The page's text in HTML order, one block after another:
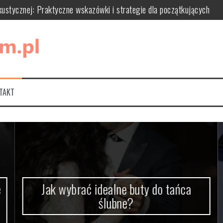
Praktyczne wskazówki i strategie dla początkujących
dla fanów sportu i gier wideo
aktywności w domu po radosne chwile na świeżym
wnętrza? Praktyczny poradnik i inspiracje
Jak wybrać idealne buty do tańca
ślubne?